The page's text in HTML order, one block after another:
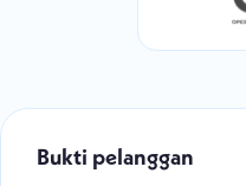
Bukti pelanggan